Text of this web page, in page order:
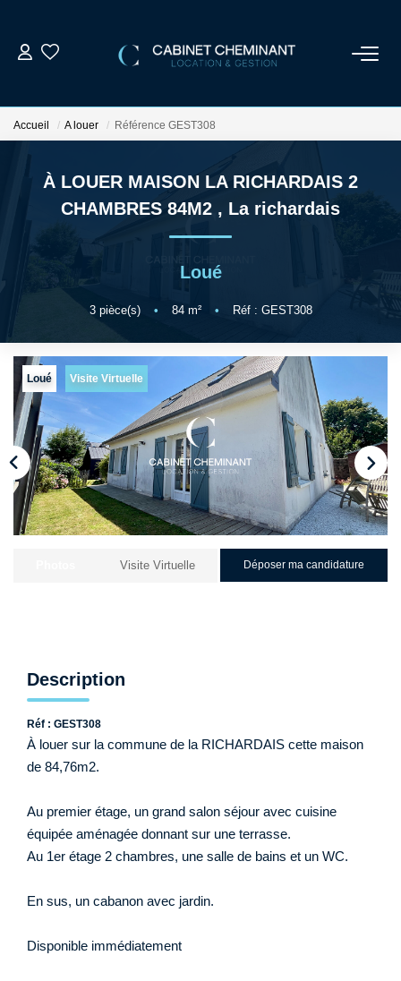
LOUER
GESTION LOCATIVE
NOS AGENCES
Qui Sommes-Nous ?
Nos Biens Loués
Nos Actualités
EXTRANET
CONTACT
Accueil A louer Référence GEST308
À LOUER MAISON LA RICHARDAIS 2
CHAMBRES 84M2 , La richardais
Loué
3pièce(s) • 84m² • Réf : GEST308
Loué Visite Virtuelle
Visite Virtuelle Déposer ma candidature
Description
Réf : GEST308
À louer sur la commune de la RICHARDAIS cette maison
de 84,76m2.
Au premier étage, un grand salon séjour avec cuisine
équipée aménagée donnant sur une terrasse.
Au 1er étage 2 chambres, une salle de bains et un WC.
En sus, un cabanon avec jardin.
Disponible immédiatement